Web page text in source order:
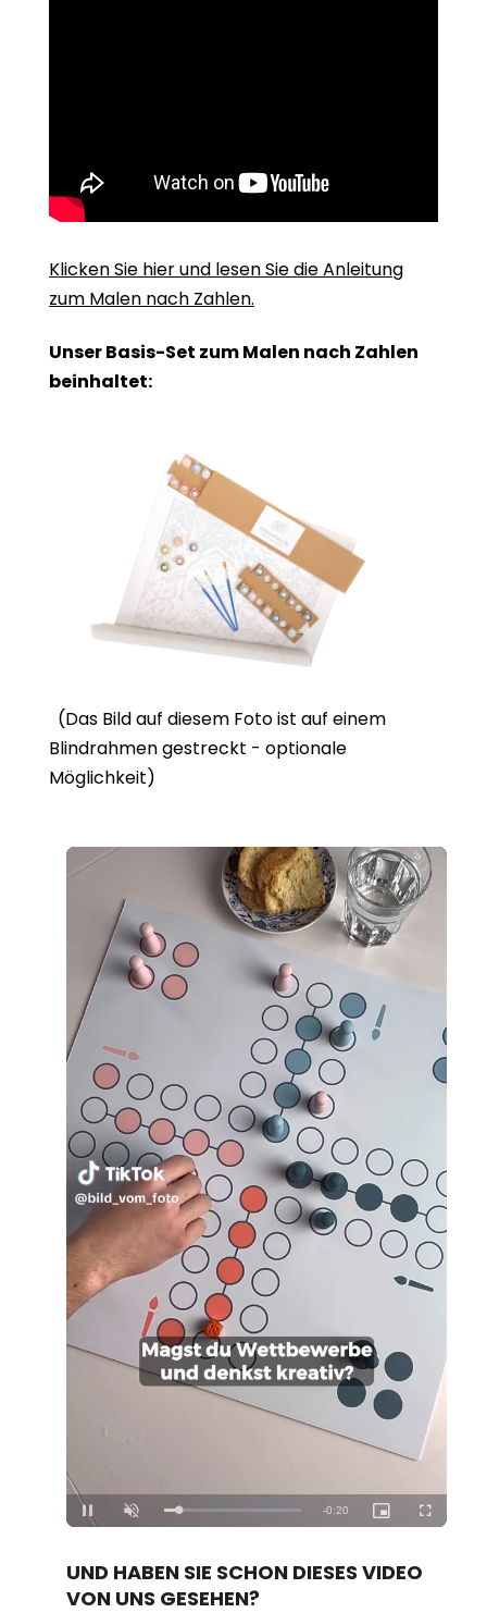
Klicken Sie hier und lesen Sie die Anleitung
zum Malen nach Zahlen.
Unser Basis-Set zum Malen nach Zahlen
beinhaltet:
(Das Bild auf diesem Foto ist auf einem
Blindrahmen gestreckt - optionale
Möglichkeit)
Unmute Loaded:
100.00%
UND HABEN SIE SCHON DIESES VIDEO
VON UNS GESEHEN?